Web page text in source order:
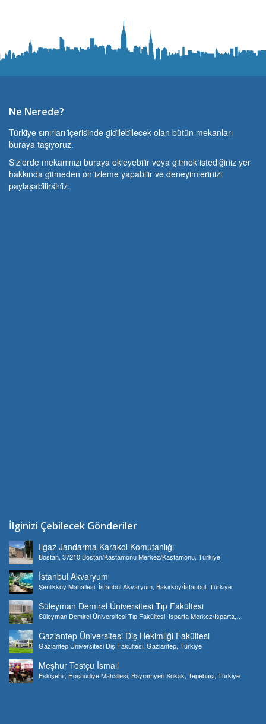
Ne Nerede?
Türki̇ye sınırları i̇çeri̇si̇nde gi̇di̇lebi̇lecek olan bütün mekanları
buraya taşıyoruz.
Si̇zlerde mekanınızı buraya ekleyebi̇li̇r veya gi̇tmek i̇stedi̇ği̇ni̇z yer
hakkında gi̇tmeden ön i̇zleme yapabi̇li̇r ve deneyi̇mleri̇ni̇zi̇
paylaşabi̇li̇rsi̇ni̇z.
İlginizi Çebilecek Gönderiler
Ilgaz Jandarma Karakol Komutanlığı
Bostan, 37210 Bostan/Kastamonu Merkez/Kastamonu, Türkiye
İstanbul Akvaryum
Şenlikköy Mahallesi, İstanbul Akvaryum, Bakırköy/İstanbul, Türkiye
Süleyman Demirel Üniversitesi Tıp Fakültesi
Süleyman Demirel Üniversitesi Tıp Fakültesi, Isparta Merkez/Isparta,
Gaziantep Üniversitesi Diş Hekimliği Fakültesi
Gaziantep Üniversitesi Diş Fakültesi, Gaziantep, Türkiye
Meşhur Tostçu İsmail
Eskişehir, Hoşnudiye Mahallesi, Bayramyeri Sokak, Tepebaşı, Türkiye